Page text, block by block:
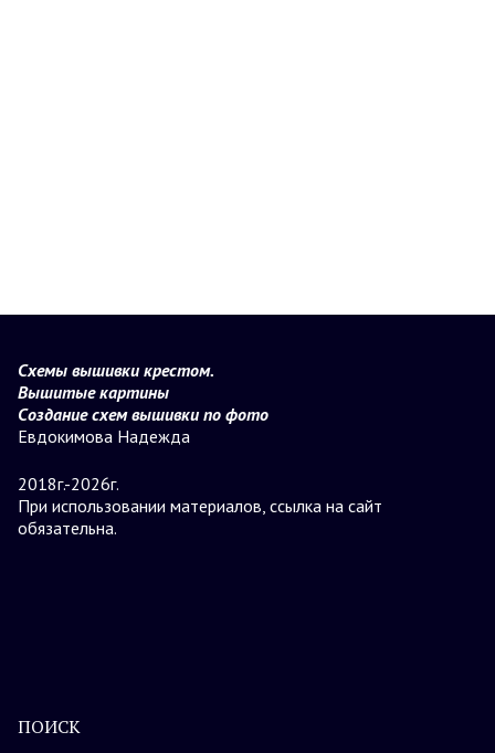
Схемы вышивки крестом.
Вышитые картины
Создание схем вышивки по фото
Евдокимова Надежда
2018г.-2026г.
При использовании материалов, ссылка на сайт
обязательна.
ПОИСК